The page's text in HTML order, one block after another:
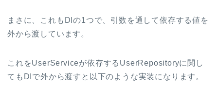
まさに、これもDIの1つで、引数を通して依存する値を
外から渡しています。
これをUserServiceが依存するUserRepositoryに関し
てもDIで外から渡すと以下のような実装になります。